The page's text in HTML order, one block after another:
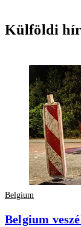
Külföldi
Belgium
Belgium